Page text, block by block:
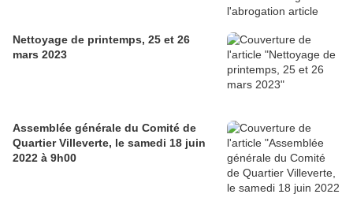
Nettoyage de printemps, 25 et 26
mars 2023
Assemblée générale du Comité de
Quartier Villeverte, le samedi 18 juin
2022 à 9h00